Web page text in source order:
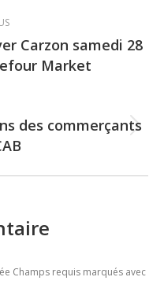
Carzon samedi 28
Market
des commerçants
Champs requis marqués avec